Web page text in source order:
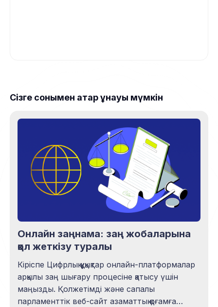
Сізге сонымен қатар ұнауы мүмкін
Онлайн заңнама: заң жобаларына
қол жеткізу туралы
Кіріспе Цифрлық құқықтар онлайн-платформалар
арқылы заң шығару процесіне қатысу үшін
маңызды. Қолжетімді және сапалы
парламенттік веб-сайт азаматтық қоғамға